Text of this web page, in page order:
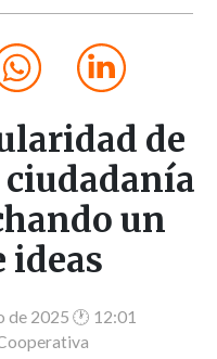
de
un
ideas
2025 🕐 12:01